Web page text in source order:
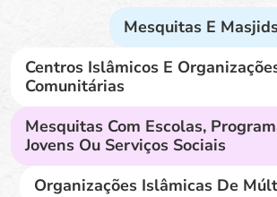
Mesquitas E
Centros Islâmicos E
Comunitárias
Mesquitas Com Escolas,
Jovens Ou Serviços Sociais
Organizações Islâmicas De